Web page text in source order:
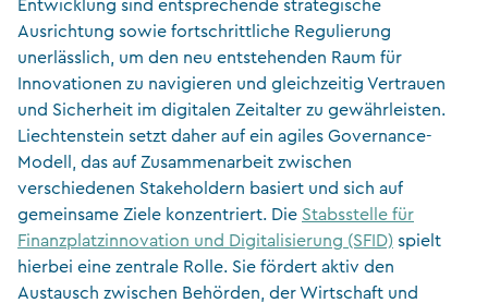
Entwicklung sind entsprechende strategische
Ausrichtung sowie fortschrittliche Regulierung
unerlässlich, um den neu entstehenden Raum für
Innovationen zu navigieren und gleichzeitig Vertrauen
und Sicherheit im digitalen Zeitalter zu gewährleisten.
Liechtenstein setzt daher auf ein agiles Governance-
Modell, das auf Zusammenarbeit zwischen
verschiedenen Stakeholdern basiert und sich auf
gemeinsame Ziele konzentriert. Die Stabsstelle für
Finanzplatzinnovation und Digitalisierung (SFID) spielt
hierbei eine zentrale Rolle. Sie fördert aktiv den
Austausch zwischen Behörden, der Wirtschaft und